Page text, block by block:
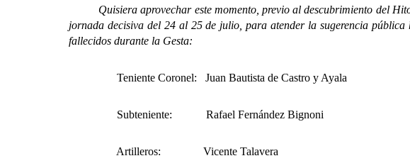
Quisiera aprovechar este momento, previo al descubrimiento del Hito
jornada decisiva del 24 al 25 de julio, para atender la sugerencia
fallecidos durante la Gesta:
Teniente Coronel: Juan Bautista de Castro y Ayala
Subteniente: Rafael Fernández Bignoni
Artilleros: Vicente Talavera